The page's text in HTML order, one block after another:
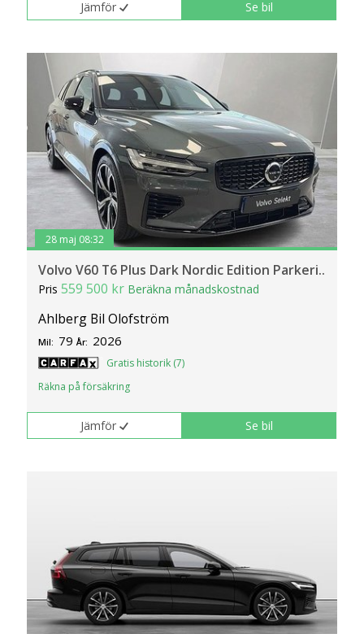
Jämför Se bil
28 maj 08:32
Volvo V60 T6 Plus Dark Nordic Edition Parkeri..
Pris559 500 kr Beräkna månadskostnad
Ahlberg Bil Olofström
Mil: 79 År: 2026
Gratis historik (7)
Räkna på försäkring
Jämför Se bil